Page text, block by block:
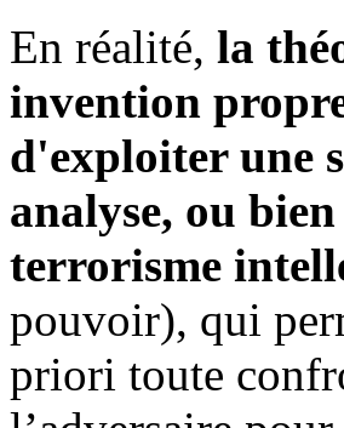
En réalité, la
invention
d'exploiter une
analyse, ou
terrorisme
pouvoir), qui
priori toute